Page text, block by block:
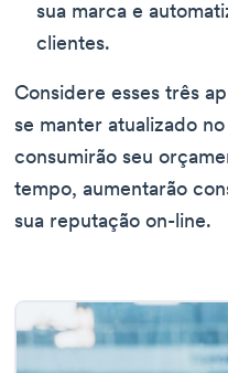
sua marca e
clientes.
Considere esses três
se manter atualizado
consumirão seu
tempo, aumentarão
sua reputação on-line.